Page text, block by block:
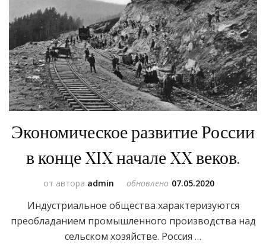
Экономическое развитие России
в конце XIX начале XX веков.
от автора admin обновлено 07.05.2020
Индустриальное общества характеризуются
преобладанием промышленного производства над
сельском хозяйстве. Россия …